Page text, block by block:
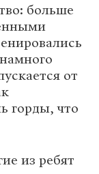
больше
от
горды, что
из ребят